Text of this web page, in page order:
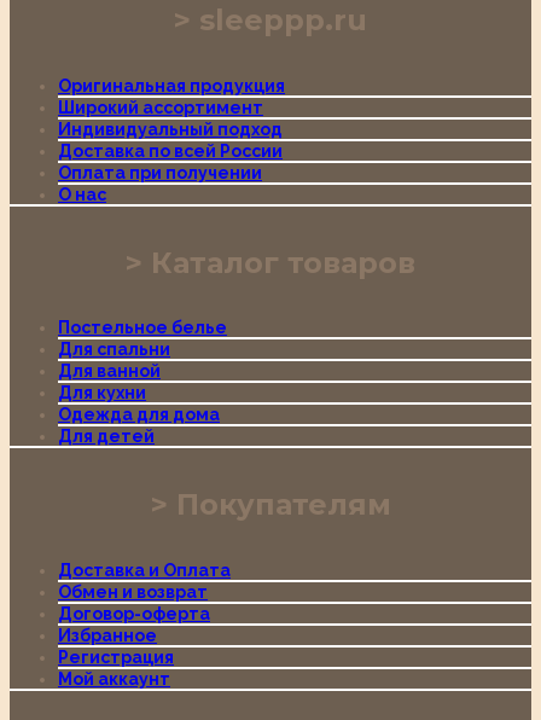
sleeppp.ru
Оригинальная продукция
Широкий ассортимент
Индивидуальный подход
Доставка по всей России
Оплата при получении
О нас
Каталог товаров
Постельное белье
Для спальни
Для ванной
Для кухни
Одежда для дома
Для детей
Покупателям
Доставка и Оплата
Обмен и возврат
Договор-оферта
Избранное
Регистрация
Мой аккаунт